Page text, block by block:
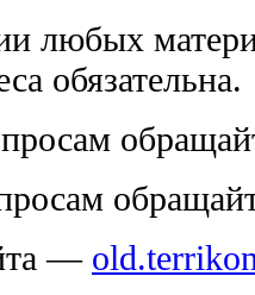
любых
обязательна.
—